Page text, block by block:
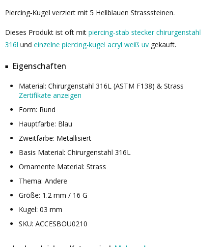
Piercing-Kugel verziert mit 5 Hellblauen Strasssteinen.
Dieses Produkt ist oft mit piercing-stab stecker chirurgenstahl
316l und einzelne piercing-kugel acryl weiß uv gekauft.
Eigenschaften
Material: Chirurgenstahl 316L (ASTM F138) & Strass
Zertifikate anzeigen
Form: Rund
Hauptfarbe: Blau
Zweitfarbe: Metallisiert
Basis Material: Chirurgenstahl 316L
Ornamente Material: Strass
Thema: Andere
Größe: 1.2 mm / 16 G
Kugel: 03 mm
SKU: ACCESBOU0210